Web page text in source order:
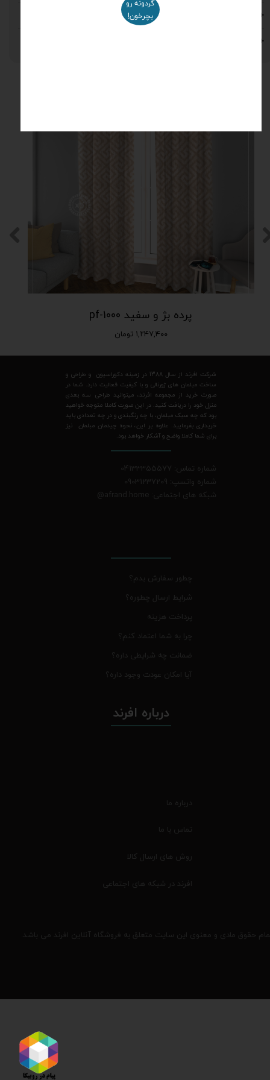
پرده بژ و سفید pf-1000
۱,۲۴۷,۴۰۰ تومان
شرکت افرند از سال 1388 در زمینه دکوراسیون و طراحی و
ساخت مبلمان های ژورنالی و با کیفیت فعالیت دارد. شما در
صورت خرید از مجموعه افرند، میتوانید طراحی سه بعدی
منزل خود را دریافت کنید. در این صورت کاملا متوجه خواهید
بود که چه سبک مبلمان، با چه رنگبندی و در چه تعدادی باید
خریداری بفرمایید. علاوه بر این، نحوه چیدمان مبلمان نیز
برای شما کاملا واضح و آشکار خواهد بود.
شماره تماس: 04133355577
شماره واتسپ: 09031237209
شبکه های اجتماعی: afrand.home
@
چطور سفارش بدم؟
شرایط ارسال چطوره؟
پرداخت هزینه
چرا به شما اعتماد کنم؟
ضمانت چه شرایطی داره؟
آیا امکان عودت وجود داره؟
حقوق مادی و معنوی این سایت متعلق به فروشگاه آنلاین افرند می باشد.
درباره افرند
درباره ما
تماس با ما
روش های ارسال کالا
افرند در شبکه های اجتماعی
گردونه رو
بچرخون!